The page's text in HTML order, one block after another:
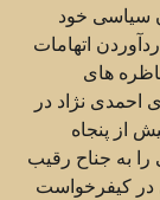
سیاسی خود
اتهامات
های
احمدی نژاد در
از پنجاه
را به جناح رقیب
در کیفرخواست